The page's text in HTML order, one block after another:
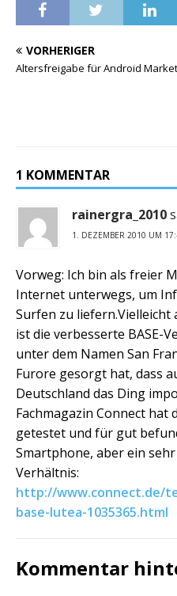
VORHERIGER
Altersfreigabe für Android Market
1 KOMMENTAR
rainergra_2010
1. DEZEMBER 2010 UM
Vorweg: Ich bin als freier
Internet unterwegs, um
Surfen zu liefern.Vielleicht
ist die verbesserte BASE-
unter dem Namen San
Furore gesorgt hat, dass
Deutschland das Ding
Fachmagazin Connect hat
getestet und für gut
Smartphone, aber ein
Verhältnis:
http://www.connect.de/
base-lutea-1035365.html
Kommentar